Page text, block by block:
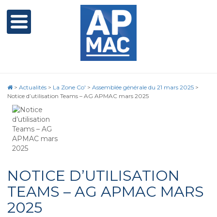
> Actualités > La Zone Co' > Assemblée générale du 21 mars 2025 >
Notice d’utilisation Teams – AG APMAC mars 2025
NOTICE D’UTILISATION
TEAMS – AG APMAC MARS
2025